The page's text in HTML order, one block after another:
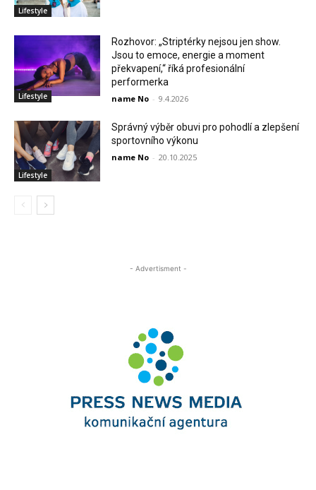
Lifestyle
Lifestyle
Rozhovor: „Striptérky nejsou jen show.
Jsou to emoce, energie a moment
překvapení,“ říká profesionální
performerka
name No - 9.4.2026
Lifestyle
Správný výběr obuvi pro pohodlí a zlepšení
sportovního výkonu
name No - 20.10.2025
- Advertisment -